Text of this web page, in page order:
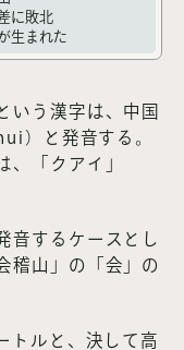
に敗北
生まれた
いう漢字は、中国
）と発音する。
、「クアイ」
音するケースとし
稽山」の「会」の
トルと、決して高